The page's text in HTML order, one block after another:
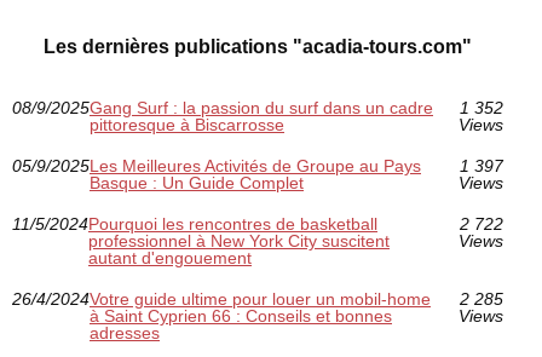
Les dernières publications "acadia-tours.com"
08/9/2025Gang Surf : la passion du surf dans un cadre
pittoresque à Biscarrosse
1 352
Views
05/9/2025Les Meilleures Activités de Groupe au Pays
Basque : Un Guide Complet
1 397
Views
11/5/2024Pourquoi les rencontres de basketball
professionnel à New York City suscitent
autant d'engouement
2 722
Views
26/4/2024Votre guide ultime pour louer un mobil-home
à Saint Cyprien 66 : Conseils et bonnes
adresses
2 285
Views